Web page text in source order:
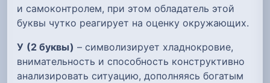
и самоконтролем, при этом обладатель этой
буквы чутко реагирует на оценку окружающих.
У (2 буквы) – символизирует хладнокровие,
внимательность и способность конструктивно
анализировать ситуацию, дополняясь богатым